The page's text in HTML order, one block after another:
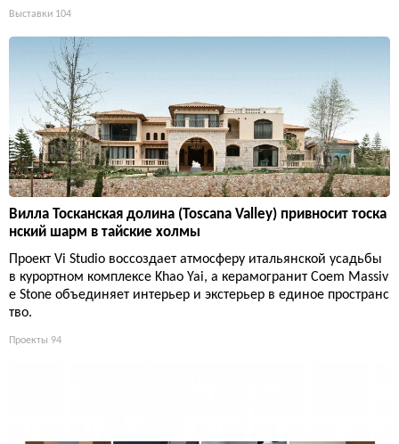
Выставки 104
Вилла Тосканская долина (Toscana Valley) привносит тоска
нский шарм в тайские холмы
Проект Vi Studio воссоздает атмосферу итальянской усадьбы
в курортном комплексе Khao Yai, а керамогранит Coem Massiv
e Stone объединяет интерьер и экстерьер в единое пространс
тво.
Проекты 94